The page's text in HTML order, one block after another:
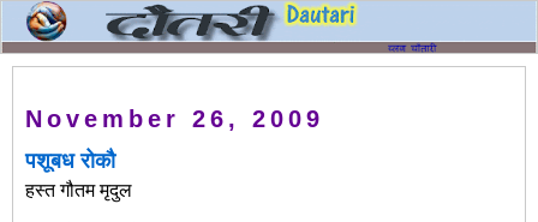
November 26, 2009
पशूबध रोकौ
हस्त गौतम मृदुल